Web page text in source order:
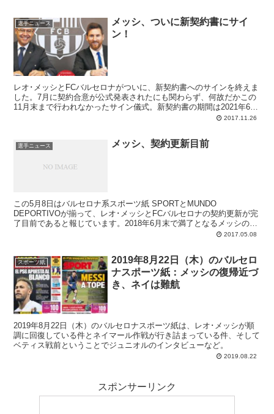
うな心境でリハビリに臨んでいるのか。レオが強調しているのはこの
不運の連鎖が単なる偶然であり、それ以上に話を大きくする必要はな
い、ということです。
選手ニュース
メッシ、ついに新契約書にサイ
ン！
レオ･メッシとFCバルセロナがついに、新契約書へのサインを終えま
した。7月に契約合意が公式発表されたにも関わらず、何故だかこの
11月末まで行われなかったサイン儀式。新契約書の期間は2021年6月
31日まで、契約解除金は7億ユーロに設定されています。
2017.11.26
選手ニュース メッシ、契約更新目前
この5月8日はバルセロナ系スポーツ紙 SPORTとMUNDO
DEPORTIVOが揃って、レオ･メッシとFCバルセロナの契約更新が完
了目前であると報じています。2018年6月末で満了となるメッシの契
約を巡っては、昨年春あたりから盛んに各方面でニュースとなってき
数日で大きな進展を見せたようで、残る幾つかの詰めが終われば、め
でたく公式発表がなされるだろうとの見方が有力です。バルサはメッ
シが35歳になる2022年までの契約延長を提案しているとされていま
す。
2017.05.08
スポーツ紙
2019年8月22日（木）のバルセロ
ナスポーツ紙：メッシの復帰近づ
き、ネイは難航
2019年8月22日（木）のバルセロナスポーツ紙は、レオ･メッシが順
調に回復している件とネイマール作戦が行き詰まっている件、そして
ベティス戦前ということでジュニオルのインタビューなど。
2019.08.22
スポンサーリンク